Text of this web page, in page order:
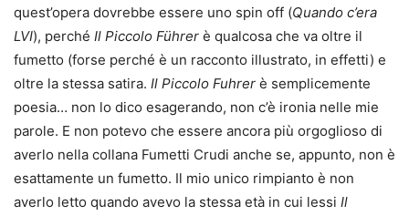
quest’opera dovrebbe essere uno spin off (Quando c’era
LVI), perché Il Piccolo Führer è qualcosa che va oltre il
fumetto (forse perché è un racconto illustrato, in effetti) e
oltre la stessa satira. Il Piccolo Fuhrer è semplicemente
poesia… non lo dico esagerando, non c’è ironia nelle mie
parole. E non potevo che essere ancora più orgoglioso di
averlo nella collana Fumetti Crudi anche se, appunto, non è
esattamente un fumetto. Il mio unico rimpianto è non
averlo letto quando avevo la stessa età in cui lessi Il